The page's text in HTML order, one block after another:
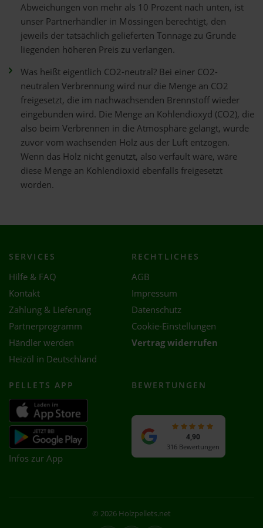
Abweichungen von mehr als 10 Prozent nach unten, ist
unser Partnerhändler in Mössingen berechtigt, den
jeweils der tatsächlich gelieferten Tonnage zu Grunde
liegenden höheren Preis zu verlangen.
Was heißt eigentlich CO2-neutral? Bei einer CO2-
neutralen Verbrennung wird nur die Menge an CO2
freigesetzt, die im nachwachsenden Brennstoff wieder
eingebunden wird. Die Menge an Kohlendioxyd (CO2), die
also beim Verbrennen in die Atmosphäre gelangt, wurde
zuvor vom wachsenden Holz aus der Luft entzogen.
Wenn das Holz nicht genutzt, also verfault wäre, wäre
diese Menge an Kohlendioxid ebenfalls freigesetzt
worden.
SERVICES
Hilfe & FAQ
Kontakt
Zahlung & Lieferung
Partnerprogramm
Händler werden
Heizöl in Deutschland
RECHTLICHES
AGB
Impressum
Datenschutz
Cookie-Einstellungen
Vertrag widerrufen
PELLETS APP
Infos zur App
BEWERTUNGEN
4,90
316 Bewertungen
© 2026 Holzpellets.net